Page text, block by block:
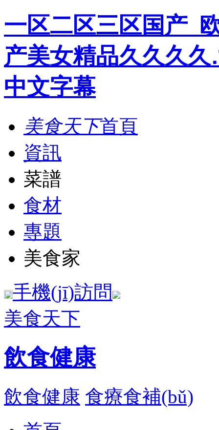
一区二区三区国产_
产美女精品久久久
中文字幕
美食天下首頁
資訊
菜譜
食材
專題
美食家
手機(jī)訪問
美食天下
飲食健康
飲食健康 食療食補(bǔ)